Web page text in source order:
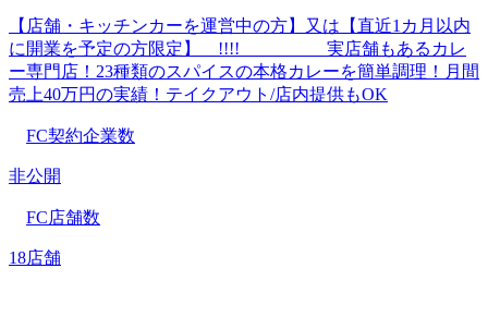
【店舗・キッチンカーを運営中の方】又は【直近1カ月以内
に開業を予定の方限定】 !!!! 実店舗もあるカレ
ー専門店！23種類のスパイスの本格カレーを簡単調理！月間
売上40万円の実績！テイクアウト/店内提供もOK
FC契約企業数
非公開
FC店舗数
18店舗